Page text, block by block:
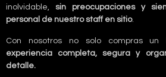
inolvidable, sin preocupaciones y
personal de nuestro staff en sitio.
Con nosotros no solo compras
experiencia completa, segura y
detalle.